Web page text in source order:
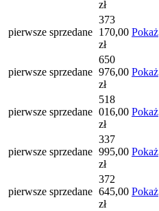
zł
pierwsze sprzedane
373
170,00
zł
Pokaż
pierwsze sprzedane
650
976,00
zł
Pokaż
pierwsze sprzedane
518
016,00
zł
Pokaż
pierwsze sprzedane
337
995,00
zł
Pokaż
pierwsze sprzedane
372
645,00
zł
Pokaż